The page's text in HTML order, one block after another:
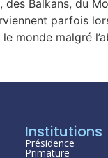
des Balkans, du
parfois
monde malgré
Institutions
Présidence
Primature